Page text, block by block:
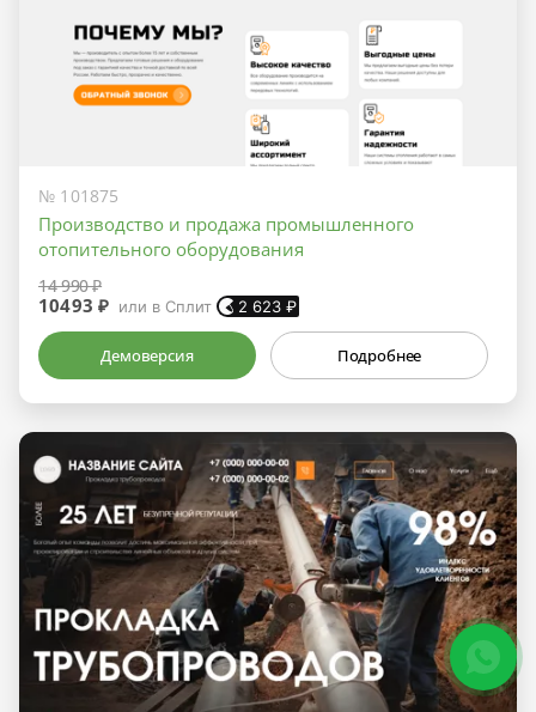
№ 101875
Производство и продажа промышленного
отопительного оборудования
14 990 ₽
10493 ₽ или в Сплит 2 623 ₽
Демоверсия Подробнее